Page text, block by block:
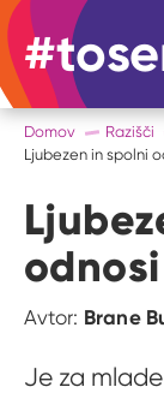
Domov Razišči
Ljubezen in spolni
odnosi
Avtor: Brane
Je za